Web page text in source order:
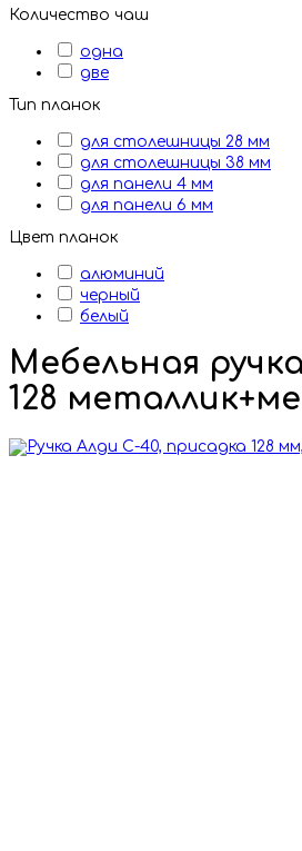
Количество чаш
одна
две
Тип планок
для столешницы 28 мм
для столешницы 38 мм
для панели 4 мм
для панели 6 мм
Цвет планок
алюминий
черный
белый
Мебельная
128